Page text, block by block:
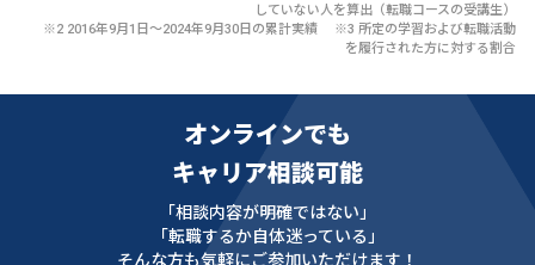
していない人を算出（転職コースの受講生）
※2 2016年9月1日〜2024年9月30日の累計実績 ※3 所定の学習および転職活動
を履行された方に対する割合
オンラインでも
キャリア相談可能
「相談内容が明確ではない」
「転職するか自体迷っている」
そんな方も気軽にご参加いただけます！